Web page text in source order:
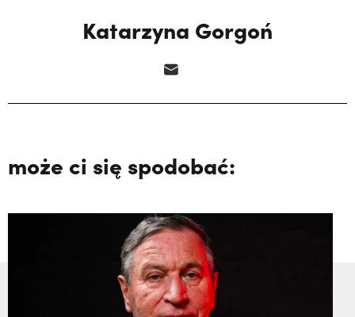
Katarzyna Gorgoń
może ci się spodobać: